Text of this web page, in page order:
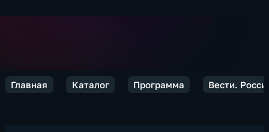
Главная Каталог Программа Вести.